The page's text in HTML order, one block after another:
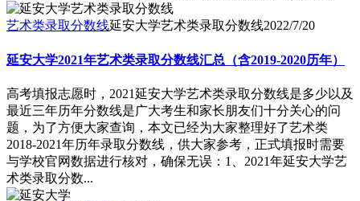
艺术类录取分数线延安大学艺术类录取分数线2022/7/20
延安大学2021年艺术类录取分数线汇总（含2019-2020历年）
高考填报志愿时，2021延安大学艺术类录取分数线是多少以及
最近三年历年分数线是广大考生和家长朋友们十分关心的问
题，为了方便大家查询，本文已经为大家整理好了艺术类
2018-2021年历年录取分数线，供大家参考，正式填报时需要
与学校官网数据进行核对，确保无误：1、2021年延安大学艺
术类录取分数...